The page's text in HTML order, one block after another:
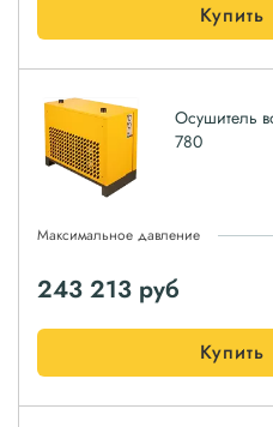
Купить
Осушитель
780
Максимальное давление
243 213 руб
Купить